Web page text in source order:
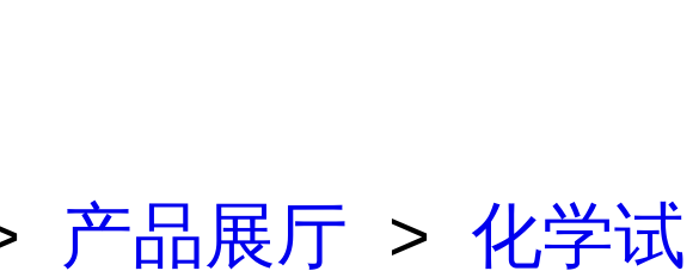
产品展厅 > 化学试